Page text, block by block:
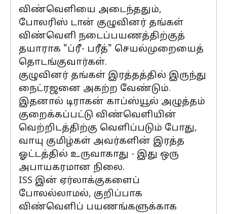
விண்வெளியை அடைந்ததும்,
போலரிஸ் டான் குழுவினர் தங்கள்
விண்வெளி நடைப்பயணத்திற்குத்
தயாராக "ப்ரீ- பரீத்" செயல்முறையைத்
தொடங்குவார்கள்.
குழுவினர் தங்கள் இரத்தத்தில் இருந்து
நைட்ரஜனை அகற்ற வேண்டும்.
இதனால் டிராகன் காப்ஸ்யூல் அழுத்தம்
குறைக்கப்பட்டு விண்வெளியின்
வெற்றிடத்திற்கு வெளிப்படும் போது, ​​
வாயு குமிழ்கள் அவர்களின் இரத்த
ஓட்டத்தில் உருவாகாது - இது ஒரு
அபாயகரமான நிலை.
ISS இன் ஏர்லாக்குகளைப்
போலல்லாமல், குறிப்பாக
விண்வெளிப் பயணங்களுக்காக